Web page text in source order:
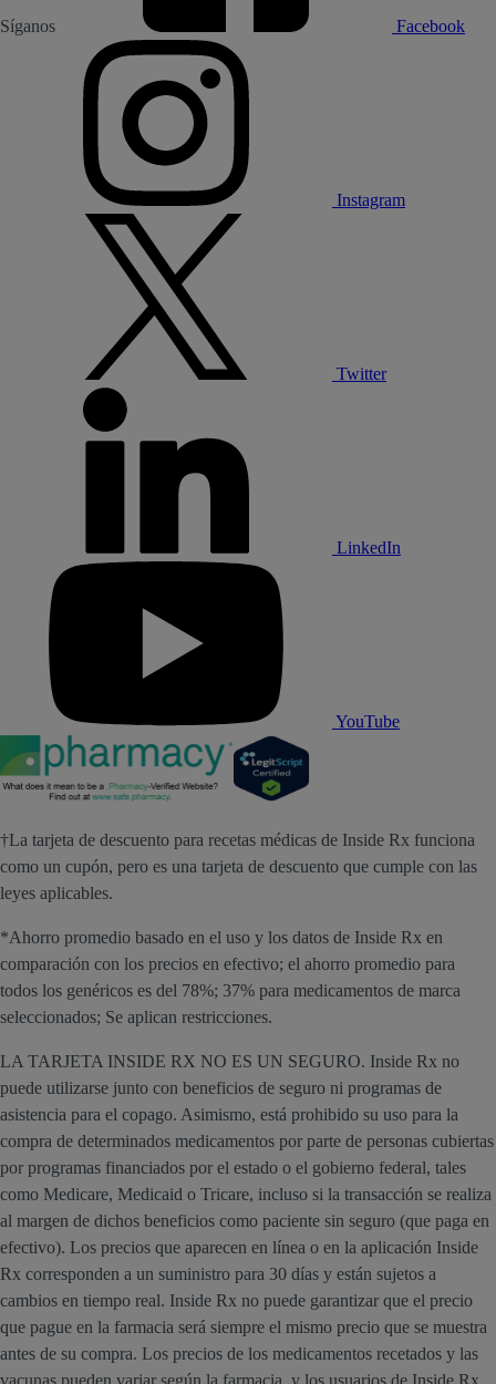
Síganos Facebook
Instagram
Twitter
LinkedIn
YouTube
†La tarjeta de descuento para recetas médicas de Inside Rx funciona
como un cupón, pero es una tarjeta de descuento que cumple con las
leyes aplicables.
*Ahorro promedio basado en el uso y los datos de Inside Rx en
comparación con los precios en efectivo; el ahorro promedio para
todos los genéricos es del 78%; 37% para medicamentos de marca
seleccionados; Se aplican restricciones.
LA TARJETA INSIDE RX NO ES UN SEGURO. Inside Rx no
puede utilizarse junto con beneficios de seguro ni programas de
asistencia para el copago. Asimismo, está prohibido su uso para la
compra de determinados medicamentos por parte de personas cubiertas
por programas financiados por el estado o el gobierno federal, tales
como Medicare, Medicaid o Tricare, incluso si la transacción se realiza
al margen de dichos beneficios como paciente sin seguro (que paga en
efectivo). Los precios que aparecen en línea o en la aplicación Inside
Rx corresponden a un suministro para 30 días y están sujetos a
cambios en tiempo real. Inside Rx no puede garantizar que el precio
que pague en la farmacia será siempre el mismo precio que se muestra
antes de su compra. Los precios de los medicamentos recetados y las
vacunas pueden variar según la farmacia, y los usuarios de Inside Rx